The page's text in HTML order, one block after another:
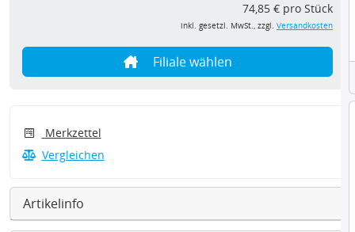
74,85 € pro Stück
inkl. gesetzl. MwSt., zzgl. Versandkosten
Filiale wählen
Merkzettel
Vergleichen
Artikelinfo